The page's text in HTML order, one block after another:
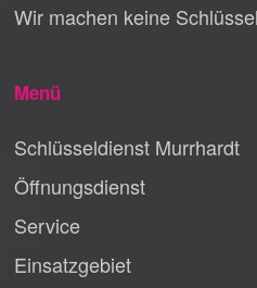
Wir machen keine
Menü
Schlüsseldienst Murrhardt
Öffnungsdienst
Service
Einsatzgebiet